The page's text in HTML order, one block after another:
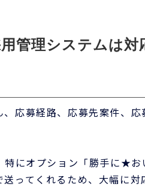
管理システムは対
応募経路、応募先案件、
にオプション「勝手に★
ってくれるため、大幅に対